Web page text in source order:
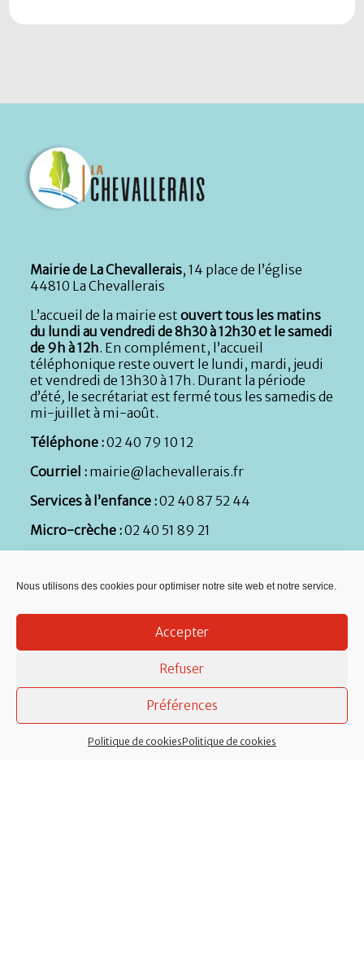
Nous utilisons des cookies pour optimiser notre site web et notre service.
Accepter
Refuser
Préférences
Politique de cookiesPolitique de cookies
Mairie de La Chevallerais, 14 place de l’église
44810 La Chevallerais
L’accueil de la mairie estouvert tous les matins
du lundi au vendredi de 8h30 à 12h30 et le samedi
de 9h à 12h. En complément, l’accueil
téléphonique reste ouvert le lundi, mardi, jeudi
et vendredi de 13h30 à 17h. Durant la période
d’été, le secrétariat est fermé tous les samedis de
mi-juillet à mi-août.
Téléphone :02 40 79 10 12
Courriel : mairie@lachevallerais.fr
Services à l’enfance :02 40 87 52 44
Micro-crèche :02 40 51 89 21